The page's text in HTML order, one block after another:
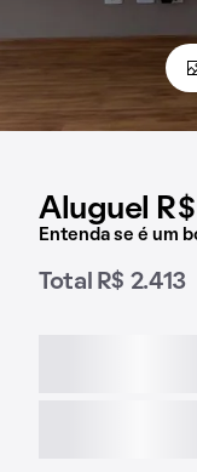
Aluguel
Entenda se é um
Total R$ 2.413